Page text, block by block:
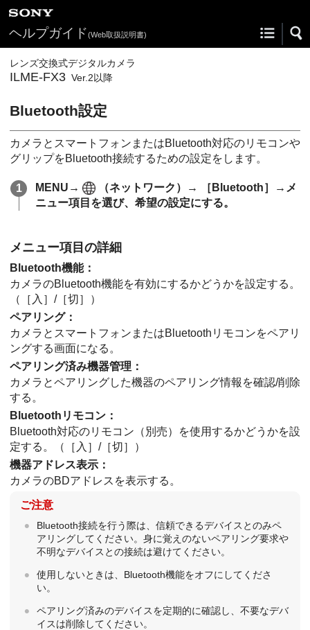
ヘルプガイド(Web取扱説明書)
レンズ交換式デジタルカメラ
ILME-FX3 Ver.2以降
Bluetooth設定
カメラとスマートフォンまたはBluetooth対応のリモコンや
グリップをBluetooth接続するための設定をします。
MENU → （ネットワーク ）→ ［Bluetooth］
→メ
ニュー項目を選び、希望の設定にする。
メニュー項目の詳細
Bluetooth機能：
カメラのBluetooth機能を有効にするかどうかを設定する。
（
［入］ /［切］
）
ペアリング：
カメラとスマートフォンまたはBluetoothリモコンをペアリ
ングする画面になる。
ペアリング済み機器管理 ：
カメラとペアリングした機器のペアリング情報を確認/削除
する。
Bluetoothリモコン ：
Bluetooth対応のリモコン（別売）を使用するかどうかを設
定する。（
［入］ /［切］
）
機器アドレス表示 ：
カメラのBDアドレスを表示する。
ご注意
Bluetooth接続を行う際は、信頼できるデバイスとのみペ
アリングしてください。身に覚えのないペアリング要求や
不明なデバイスとの接続は避けてください。
使用しないときは、Bluetooth機能をオフにしてくださ
い。
ペアリング済みのデバイスを定期的に確認し、不要なデバ
イスは削除してください。